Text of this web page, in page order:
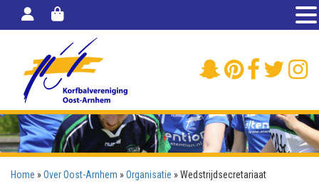
Home »Over Oost-Arnhem »Organisatie »Wedstrijdsecretariaat